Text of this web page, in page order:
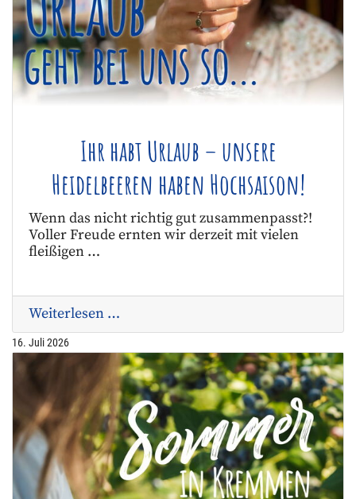
Ihr habt Urlaub – unsere
Heidelbeeren haben Hochsaison!
Wenn das nicht richtig gut zusammenpasst?!
Voller Freude ernten wir derzeit mit vielen
fleißigen …
Weiterlesen …
16. Juli 2026